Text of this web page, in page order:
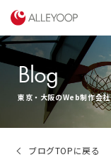
Blog
東京・大阪のWeb制作会
ブログTOPに戻る